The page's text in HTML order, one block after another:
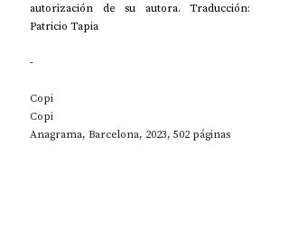
autorización de su autora. Traducción:
Patricio Tapia
-
Copi
Copi
Anagrama, Barcelona, 2023, 502 páginas